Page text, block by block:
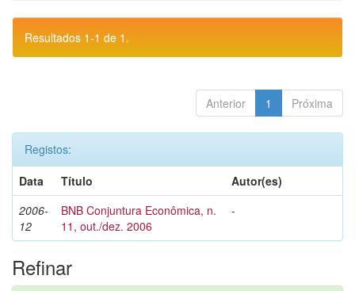
Resultados 1-1 de 1.
Anterior 1 Próxima
Registos:
Data
Título
Autor(es)
2006-
12
BNB Conjuntura Econômica, n.
11, out./dez. 2006
-
Refinar